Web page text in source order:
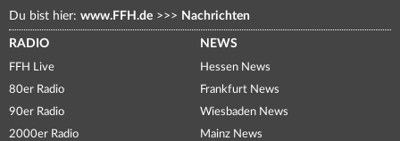
Du bist hier: www.FFH.de >>> Nachrichten
RADIO
FFH Live
80er Radio
90er Radio
2000er Radio
NEWS
Hessen News
Frankfurt News
Wiesbaden News
Mainz News